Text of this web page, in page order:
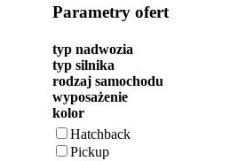
Parametry ofert
typ nadwozia
typ silnika
rodzaj samochodu
wyposażenie
kolor
Hatchback
Pickup